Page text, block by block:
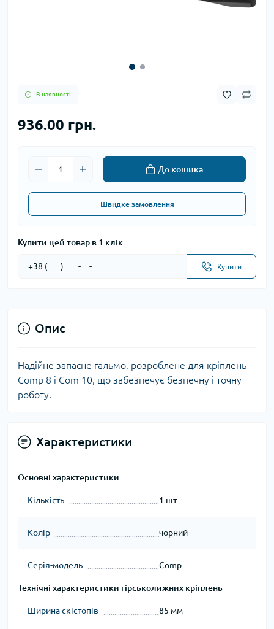
В наявності
936.00 грн.
До кошика
Швидке замовлення
Купити цей товар в 1 клік:
Купити
Опис
Надійне запасне гальмо, розроблене для кріплень
Comp 8 і Com 10, що забезпечує безпечну і точну
роботу.
Характеристики
Основні характеристики
Кількість 1 шт
Колір чорний
Серія-модель Comp
Технічні характеристики гірськолижних кріплень
Ширина скістопів 85 мм